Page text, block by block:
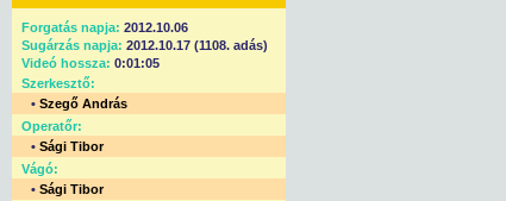
Forgatás napja: 2012.10.06
Sugárzás napja: 2012.10.17 (1108. adás)
Videó hossza: 0:01:05
Szerkesztő:
• Szegő András
Operatőr:
• Sági Tibor
Vágó:
• Sági Tibor